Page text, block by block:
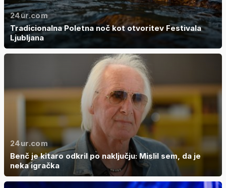
24ur.com
Tradicionalna Poletna noč kot otvoritev Festivala
Ljubljana
24ur.com
Benč je kitaro odkril po naključju: Mislil sem, da je
neka igračka